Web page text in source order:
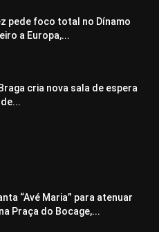
pede foco total no Dínamo
a Europa,...
cria nova sala de espera
“Avé Maria” para atenuar
Praça do Bocage,...